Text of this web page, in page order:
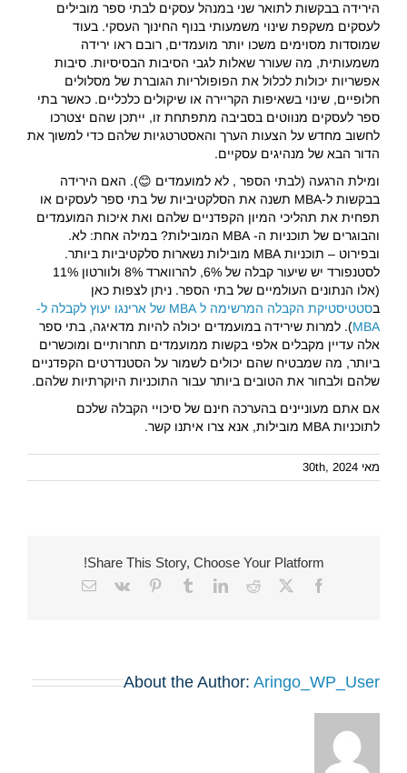
הירידה בבקשות לתואר שני במנהל עסקים לבתי ספר מובילים
לעסקים משקפת שינוי משמעותי בנוף החינוך העסקי. בעוד
שמוסדות מסוימים משכו יותר מועמדים, רובם ראו ירידה
משמעותית, מה שעורר שאלות לגבי הסיבות הבסיסיות. סיבות
אפשריות יכולות לכלול את הפופולריות הגוברת של מסלולים
חלופיים, שינוי בשאיפות הקריירה או שיקולים כלכליים. כאשר בתי
ספר לעסקים מנווטים בסביבה מתפתחת זו, ייתכן שהם יצטרכו
לחשוב מחדש על הצעות הערך והאסטרטגיות שלהם כדי למשוך את
הדור הבא של מנהיגים עסקיים.
ומילת הרגעה (לבתי הספר , לא למועמדים 😊). האם הירידה
בבקשות ל-MBA תשנה את הסלקטיביות של בתי ספר לעסקים או
תפחית את תהליכי המיון הקפדניים שלהם ואת איכות המועמדים
והבוגרים של תוכניות ה- MBA המובילות? במילה אחת: לא.
ובפירוט – תוכניות MBA מובילות נשארות סלקטיביות ביותר.
לסטנפורד יש שיעור קבלה של 6%, להרווארד 8% ולוורטון 11%
(אלו הנתונים העולמיים של בתי הספר. ניתן לצפות כאן
ב
סטטיסטיקת הקבלה המרשימה ל MBA של ארינגו יעוץ לקבלה ל-
MBA). למרות שירידה במועמדים יכולה להיות מדאיגה, בתי ספר
אלה עדיין מקבלים אלפי בקשות ממועמדים תחרותיים ומוכשרים
ביותר, מה שמבטיח שהם יכולים לשמור על הסטנדרטים הקפדניים
שלהם ולבחור את הטובים ביותר עבור התוכניות היוקרתיות שלהם.
אם אתם מעוניינים בהערכה חינם של סיכויי הקבלה שלכם
לתוכניות MBA מובילות, אנא צרו איתנו קשר.
מאי 30th, 2024
Share This Story, Choose Your Platform!
Facebook
X
Reddit
LinkedIn
Tumblr
Pinterest
Vk
Email
About the Author: Aringo_WP_User